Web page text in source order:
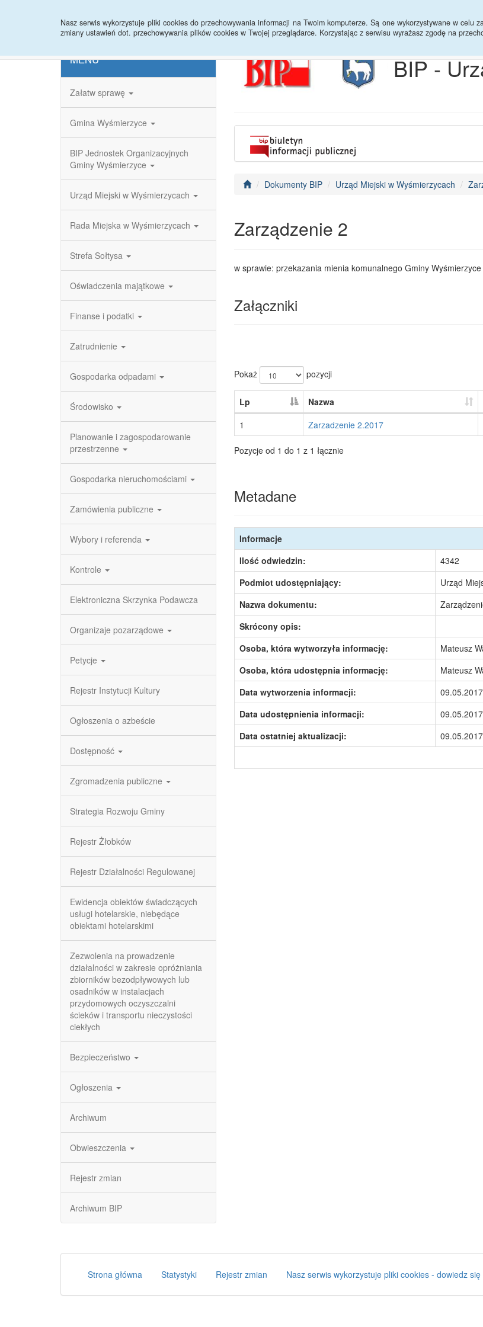
Nasz serwis wykorzystuje pliki cookies do przechowywania informacji na Twoim komputerze. Są one wykorzystywane w celu
zmiany ustawień dot. przechowywania plików cookies w Twojej przeglądarce. Korzystając z serwisu wyrażasz zgodę na
MENU
Załatw sprawę
Gmina Wyśmierzyce
BIP Jednostek Organizacyjnych
Gminy Wyśmierzyce
Urząd Miejski w Wyśmierzycach
Rada Miejska w Wyśmierzycach
Strefa Sołtysa
Oświadczenia majątkowe
Finanse i podatki
Zatrudnienie
Gospodarka odpadami
Środowisko
Planowanie i zagospodarowanie
przestrzenne
Gospodarka nieruchomościami
Zamówienia publiczne
Wybory i referenda
Kontrole
Elektroniczna Skrzynka Podawcza
Organizaje pozarządowe
Petycje
Rejestr Instytucji Kultury
Ogłoszenia o azbeście
Dostępność
Zgromadzenia publiczne
Strategia Rozwoju Gminy
Rejestr Żłobków
Rejestr Działalności Regulowanej
Ewidencja obiektów świadczących
usługi hotelarskie, niebędące
obiektami hotelarskimi
Zezwolenia na prowadzenie
działalności w zakresie opróżniania
zbiorników bezodpływowych lub
osadników w instalacjach
przydomowych oczyszczalni
ścieków i transportu nieczystości
ciekłych
Bezpieczeństwo
Ogłoszenia
Archiwum
Obwieszczenia
Rejestr zmian
Archiwum BIP
BIP -
Dokumenty BIP Urząd Miejski w Wyśmierzycach
Zarządzenie 2
w sprawie: przekazania mienia komunalnego Gminy Wyśmierzyce
Załączniki
Pokaż pozycji
Lp Nazwa
1
Zarzadzenie 2.2017
Pozycje od 1 do 1 z 1 łącznie
Metadane
Informacje
Ilość odwiedzin:
4342
Podmiot udostępniający:
Urząd
Nazwa dokumentu:
Skrócony opis:
Osoba, która wytworzyła informację:
Mateusz
Osoba, która udostępnia informację:
Mateusz
Data wytworzenia informacji:
09.05.2017
Data udostępnienia informacji:
Data ostatniej aktualizacji:
Strona główna Statystyki Rejestr zmian Nasz serwis wykorzystuje pliki cookies - dowiedz się